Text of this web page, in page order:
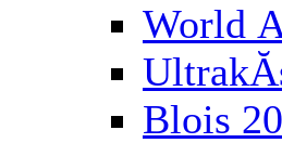
World
Blois